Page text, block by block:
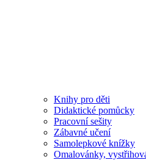
Knihy pro děti
Didaktické pomůcky
Pracovní sešity
Zábavné učení
Samolepkové knížky
Omalovánky,